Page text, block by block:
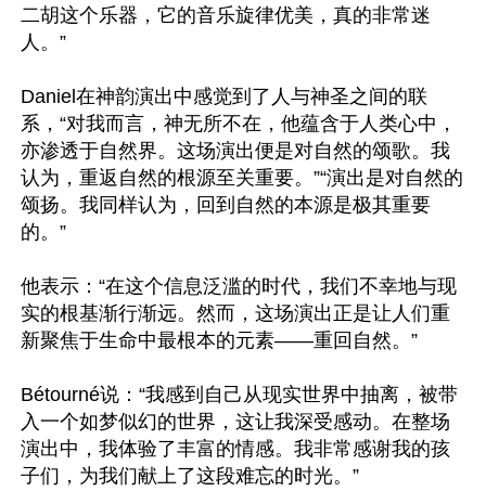
二胡这个乐器，它的音乐旋律优美，真的非常迷
人。”
Daniel在神韵演出中感觉到了人与神圣之间的联
系，“对我而言，神无所不在，他蕴含于人类心中，
亦渗透于自然界。这场演出便是对自然的颂歌。我
认为，重返自然的根源至关重要。”“演出是对自然的
颂扬。我同样认为，回到自然的本源是极其重要
的。”
他表示：“在这个信息泛滥的时代，我们不幸地与现
实的根基渐行渐远。然而，这场演出正是让人们重
新聚焦于生命中最根本的元素——重回自然。”
Bétourné说：“我感到自己从现实世界中抽离，被带
入一个如梦似幻的世界，这让我深受感动。在整场
演出中，我体验了丰富的情感。我非常感谢我的孩
子们，为我们献上了这段难忘的时光。”